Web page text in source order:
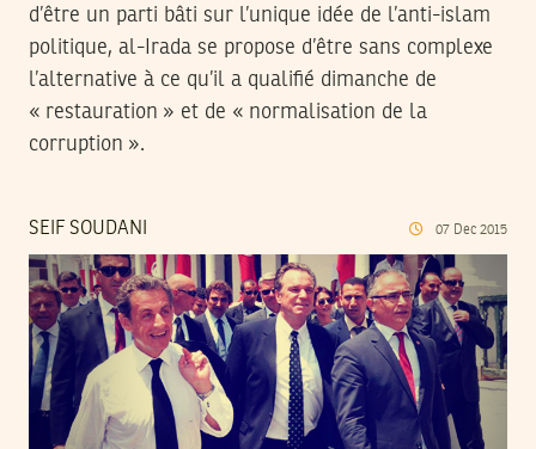
d’être un parti bâti sur l’unique idée de l’anti-islam
politique, al-Irada se propose d’être sans complexe
l’alternative à ce qu’il a qualifié dimanche de
« restauration » et de « normalisation de la
corruption ».
SEIF SOUDANI 07 Dec 2015